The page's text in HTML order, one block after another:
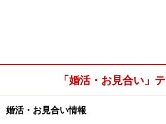
「婚活・お見合い」
婚活・お見合い情報